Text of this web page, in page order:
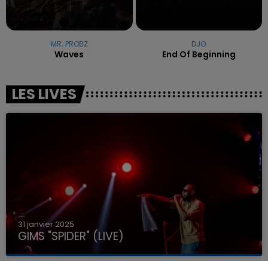
MR. PROBZ
Waves
DJO
End Of Beginning
LES LIVES
31 janvier 2025
GIMS "SPIDER" (LIVE)